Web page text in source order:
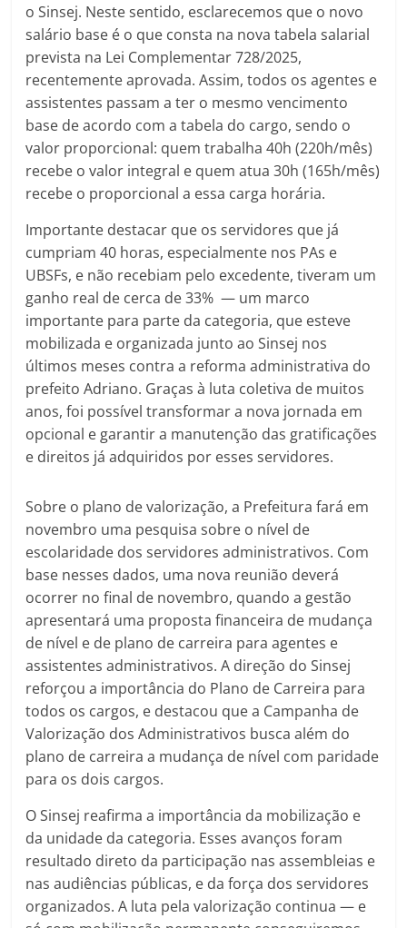
o Sinsej. Neste sentido, esclarecemos que o novo
salário base é o que consta na nova tabela salarial
prevista na Lei Complementar 728/2025,
recentemente aprovada. Assim, todos os agentes e
assistentes passam a ter o mesmo vencimento
base de acordo com a tabela do cargo, sendo o
valor proporcional: quem trabalha 40h (220h/mês)
recebe o valor integral e quem atua 30h (165h/mês)
recebe o proporcional a essa carga horária.
Importante destacar que os servidores que já
cumpriam 40 horas, especialmente nos PAs e
UBSFs, e não recebiam pelo excedente, tiveram um
ganho real de cerca de 33% — um marco
importante para parte da categoria, que esteve
mobilizada e organizada junto ao Sinsej nos
últimos meses contra a reforma administrativa do
prefeito Adriano. Graças à luta coletiva de muitos
anos, foi possível transformar a nova jornada em
opcional e garantir a manutenção das gratificações
e direitos já adquiridos por esses servidores.
Sobre o plano de valorização, a Prefeitura fará em
novembro uma pesquisa sobre o nível de
escolaridade dos servidores administrativos. Com
base nesses dados, uma nova reunião deverá
ocorrer no final de novembro, quando a gestão
apresentará uma proposta financeira de mudança
de nível e de plano de carreira para agentes e
assistentes administrativos. A direção do Sinsej
reforçou a importância do Plano de Carreira para
todos os cargos, e destacou que a Campanha de
Valorização dos Administrativos busca além do
plano de carreira a mudança de nível com paridade
para os dois cargos.
O Sinsej reafirma a importância da mobilização e
da unidade da categoria. Esses avanços foram
resultado direto da participação nas assembleias e
nas audiências públicas, e da força dos servidores
organizados. A luta pela valorização continua — e